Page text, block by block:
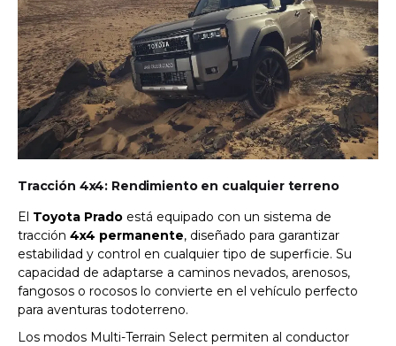
Tracción 4x4: Rendimiento en cualquier terreno
El Toyota Prado está equipado con un sistema de
tracción 4x4 permanente, diseñado para garantizar
estabilidad y control en cualquier tipo de superficie. Su
capacidad de adaptarse a caminos nevados, arenosos,
fangosos o rocosos lo convierte en el vehículo perfecto
para aventuras todoterreno.
Los modos Multi-Terrain Select permiten al conductor